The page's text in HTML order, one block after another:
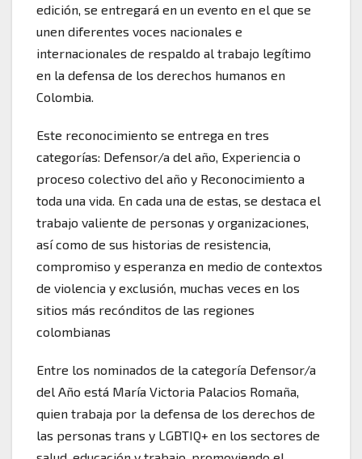
edición, se entregará en un evento en el que se
unen diferentes voces nacionales e
internacionales de respaldo al trabajo legítimo
en la defensa de los derechos humanos en
Colombia.
Este reconocimiento se entrega en tres
categorías: Defensor/a del año, Experiencia o
proceso colectivo del año y Reconocimiento a
toda una vida. En cada una de estas, se destaca el
trabajo valiente de personas y organizaciones,
así como de sus historias de resistencia,
compromiso y esperanza en medio de contextos
de violencia y exclusión, muchas veces en los
sitios más recónditos de las regiones
colombianas
Entre los nominados de la categoría Defensor/a
del Año está María Victoria Palacios Romaña,
quien trabaja por la defensa de los derechos de
las personas trans y LGBTIQ+ en los sectores de